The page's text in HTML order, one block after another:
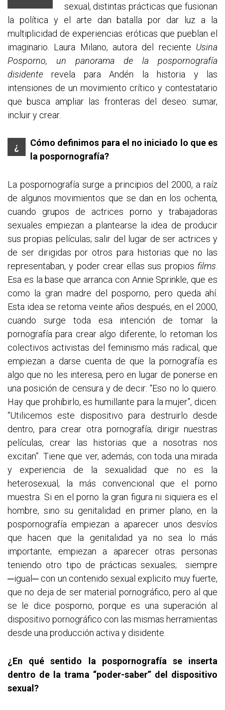
sexual, distintas prácticas que fusionan
la política y el arte dan batalla por dar luz a la
multiplicidad de experiencias eróticas que pueblan el
imaginario. Laura Milano, autora del reciente Usina
Posporno, un panorama de la pospornografía
disidente revela para Andén la historia y las
intensiones de un movimiento crítico y contestatario
que busca ampliar las fronteras del deseo: sumar,
incluir y crear.
¿ Cómo definimos para el no iniciado lo que es
la pospornografía?
La pospornografía surge a principios del 2000, a raíz
de algunos movimientos que se dan en los ochenta,
cuando grupos de actrices porno y trabajadoras
sexuales empiezan a plantearse la idea de producir
sus propias películas; salir del lugar de ser actrices y
de ser dirigidas por otros para historias que no las
representaban, y poder crear ellas sus propios films
Esa es la base que arranca con Annie Sprinkle, que es
como la gran madre del posporno, pero queda ahí.
Esta idea se retoma veinte años después, en el 2000,
cuando surge toda esa intención de tomar la
pornografía para crear algo diferente, lo retoman los
colectivos activistas del feminismo más radical, que
empiezan a darse cuenta de que la pornografía es
algo que no les interesa, pero en lugar de ponerse en
una posición de censura y de decir: “Eso no lo quiero.
Hay que prohibirlo, es humillante para la mujer”, dicen:
“Utilicemos este dispositivo para destruirlo desde
dentro, para crear otra pornografía; dirigir nuestras
películas, crear las historias que a nosotras nos
excitan”. Tiene que ver, además, con toda una mirada
y experiencia de la sexualidad que no es la
heterosexual, la más convencional que el porno
muestra. Si en el porno la gran figura ni siquiera es el
hombre, sino su genitalidad en primer plano, en la
pospornografía empiezan a aparecer unos desvíos
que hacen que la genitalidad ya no sea lo más
importante; empiezan a aparecer otras personas
teniendo otro tipo de prácticas sexuales; siempre
─igual─ con un contenido sexual explicito muy fuerte,
que no deja de ser material pornográfico, pero al que
se le dice posporno, porque es una superación al
dispositivo pornográfico con las mismas herramientas
desde una producción activa y disidente.
¿En qué sentido la pospornografía se inserta
dentro de la trama “poder-saber” del dispositivo
sexual?